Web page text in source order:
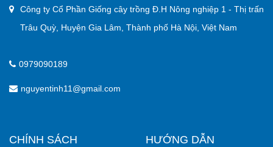
Công ty Cổ Phần Giống cây trồng Đ.H Nông nghiệp 1 - Thị trấn
Trâu Quỳ, Huyện Gia Lâm, Thành phố Hà Nội, Việt Nam
0979090189
nguyentinh11@gmail.com
CHÍNH SÁCH HƯỚNG DẪN